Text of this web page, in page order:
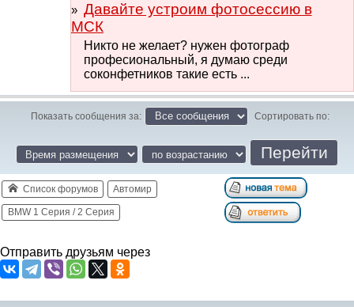
Давайте устроим фотосессию в
МСК
Никто не желает? нужен фотограф
професиональный, я думаю среди
соконфетников такие есть ...
Показать сообщения за: Сортировать по:
Список форумов Автомир
BMW 1 Серия / 2 Серия
Отправить друзьям через